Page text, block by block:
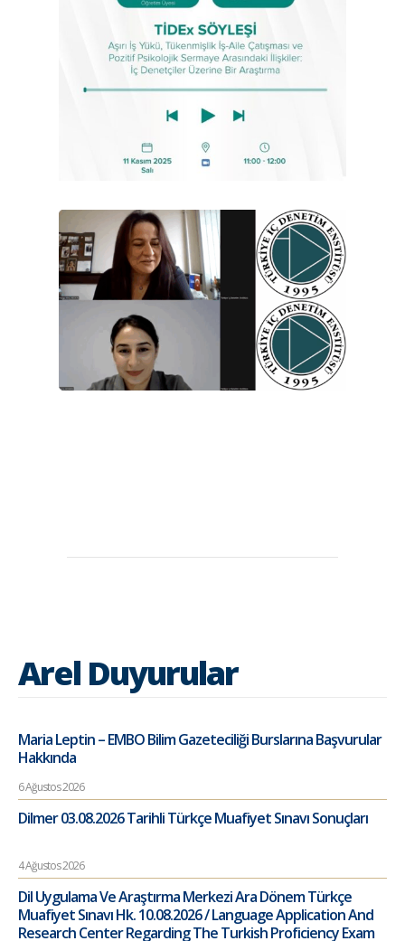
Arel Duyurular
Maria Leptin – EMBO Bilim Gazeteciliği Burslarına Başvurular
Hakkında
6 Ağustos 2026
Dilmer 03.08.2026 Tarihli Türkçe Muafiyet Sınavı Sonuçları
4 Ağustos 2026
Dil Uygulama Ve Araştırma Merkezi Ara Dönem Türkçe
Muafiyet Sınavı Hk. 10.08.2026 / Language Application And
Research Center Regarding The Turkish Proficiency Exam